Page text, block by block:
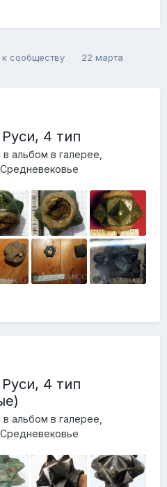
сообществу 22 марта
4 тип
альбом в галерее,
4 тип
альбом в галерее,